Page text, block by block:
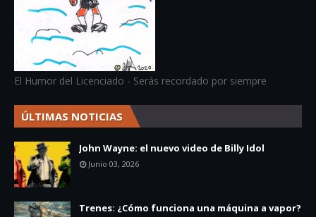
El Humor del Licenciado - Serás recordado por siempre
ÚLTIMAS NOTICIAS
John Wayne: el nuevo video de Billy Idol
Junio 03, 2026
Trenes: ¿Cómo funciona una máquina a vapor?